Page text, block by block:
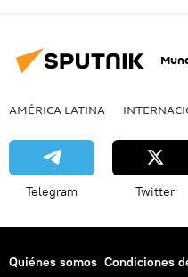
AMÉRICA LATINA
Telegram Twitter
Quiénes somos Condiciones